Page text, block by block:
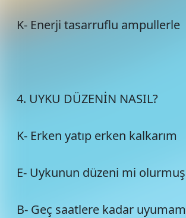
K- Enerji tasarruflu ampullerle
4. UYKU DÜZENİN NASIL?
K- Erken yatıp erken kalkarım
E- Uykunun düzeni mi olurmuş
B- Geç saatlere kadar uyumam